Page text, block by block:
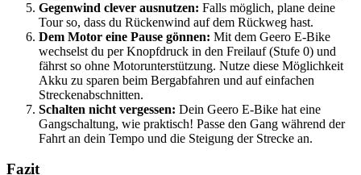
Gegenwind clever ausnutzen: Falls möglich, plane deine
Tour so, dass du Rückenwind auf dem Rückweg hast.
Dem Motor eine Pause gönnen: Mit dem Geero E-Bike
wechselst du per Knopfdruck in den Freilauf (Stufe 0) und
fährst so ohne Motorunterstützung. Nutze diese Möglichkeit
Akku zu sparen beim Bergabfahren und auf einfachen
Streckenabschnitten.
Schalten nicht vergessen: Dein Geero E-Bike hat eine
Gangschaltung, wie praktisch! Passe den Gang während der
Fahrt an dein Tempo und die Steigung der Strecke an.
Fazit